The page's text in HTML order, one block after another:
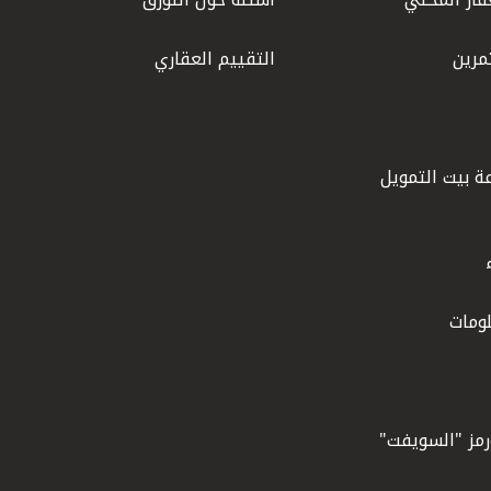
بيت التمويل
"السويفت"
التقييم العقاري